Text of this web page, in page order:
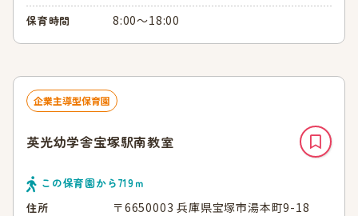
保育時間 8:00～18:00
企業主導型保育園
英光幼学舎宝塚駅南教室
この保育園から719ｍ
住所
〒6650003 兵庫県宝塚市湯本町9-18